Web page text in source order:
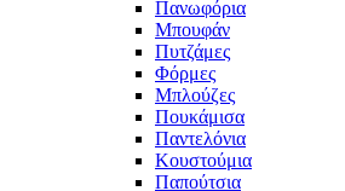
Πανωφόρια
Μπουφάν
Πυτζάμες
Φόρμες
Μπλούζες
Πουκάμισα
Παντελόνια
Κουστούμια
Παπούτσια